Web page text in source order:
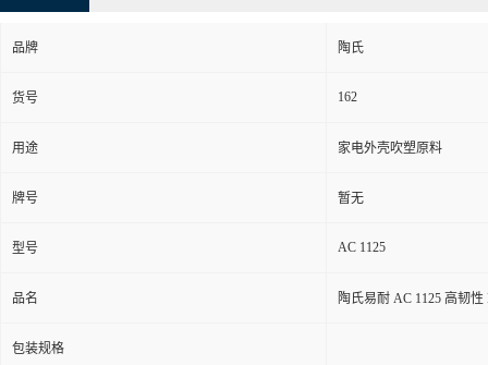
品牌 陶氏
货号 162
用途 家电外壳吹塑原料
牌号 暂无
型号 AC 1125
品名 陶氏易耐 AC 1125 高韧
包装规格